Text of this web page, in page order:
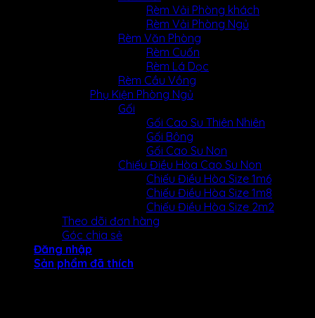
Rèm Vải Phòng khách
Rèm Vải Phòng Ngủ
Rèm Văn Phòng
Rèm Cuốn
Rèm Lá Dọc
Rèm Cầu Vồng
Phụ Kiện Phòng Ngủ
Gối
Gối Cao Su Thiên Nhiên
Gối Bông
Gối Cao Su Non
Chiếu Điều Hòa Cao Su Non
Chiếu Điều Hòa Size 1m6
Chiếu Điều Hòa Size 1m8
Chiếu Điều Hòa Size 2m2
Theo dõi đơn hàng
Góc chia sẻ
Đăng nhập
Sản phẩm đã thích